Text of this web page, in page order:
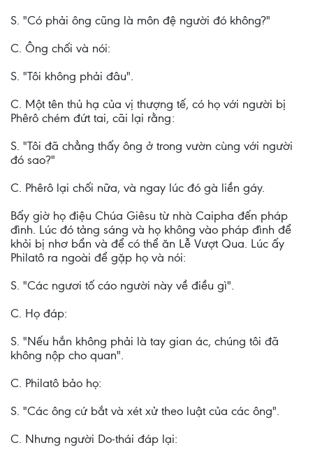
S. "Có phải ông cũng là môn đệ người đó không?"
C. Ông chối và nói:
S. "Tôi không phải đâu".
C. Một tên thủ hạ của vị thượng tế, có họ với người bị
Phêrô chém đứt tai, cãi lại rằng:
S. "Tôi đã chẳng thấy ông ở trong vườn cùng với người
đó sao?"
C. Phêrô lại chối nữa, và ngay lúc đó gà liền gáy.
Bấy giờ họ điệu Chúa Giêsu từ nhà Caipha đến pháp
đình. Lúc đó tảng sáng và họ không vào pháp đình để
khỏi bị nhơ bẩn và để có thể ăn Lễ Vượt Qua. Lúc ấy
Philatô ra ngoài để gặp họ và nói:
S. "Các ngươi tố cáo người này về điều gì".
C. Họ đáp:
S. "Nếu hắn không phải là tay gian ác, chúng tôi đã
không nộp cho quan".
C. Philatô bảo họ:
S. "Các ông cứ bắt và xét xử theo luật của các ông".
C. Nhưng người Do-thái đáp lại: